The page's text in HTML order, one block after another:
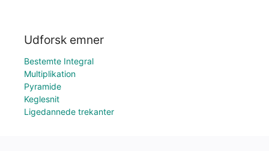
Udforsk emner
Bestemte Integral
Multiplikation
Pyramide
Keglesnit
Ligedannede trekanter